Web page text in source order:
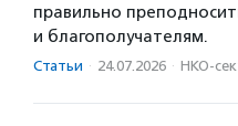
правильно
и благополучателям.
Статьи · 24.07.2026 · НКО-